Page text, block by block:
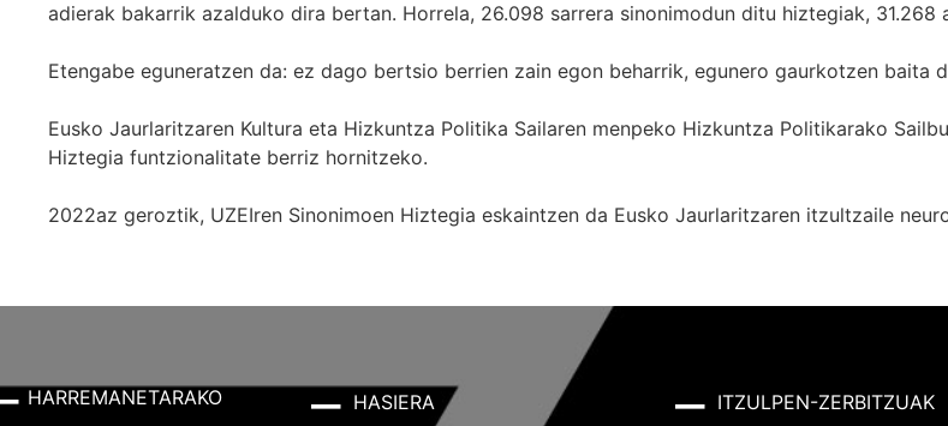
adierak bakarrik azalduko dira bertan. Horrela, 26.098 sarrera sinonimodun ditu hiztegiak, 31.268
Etengabe eguneratzen da: ez dago bertsio berrien zain egon beharrik, egunero gaurkotzen baita
Eusko Jaurlaritzaren Kultura eta Hizkuntza Politika Sailaren menpeko Hizkuntza Politikarako
Hiztegia funtzionalitate berriz hornitzeko.
2022az geroztik, UZEIren Sinonimoen Hiztegia eskaintzen da Eusko Jaurlaritzaren itzultzaile
HARREMANETARAKO
HASIERA
ITZULPEN-ZERBITZUAK